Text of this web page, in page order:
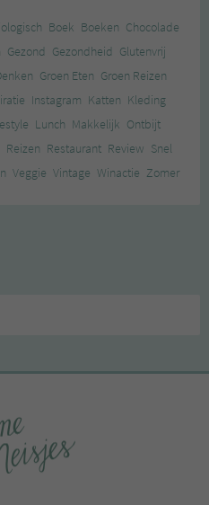
Boek Boeken Chocolade
Gezond Gezondheid Glutenvrij
Groen Eten Groen Reizen
Instagram Katten Kleding
Lunch Makkelijk Ontbijt
Reizen Restaurant Review Snel
Veggie Vintage Winactie Zomer